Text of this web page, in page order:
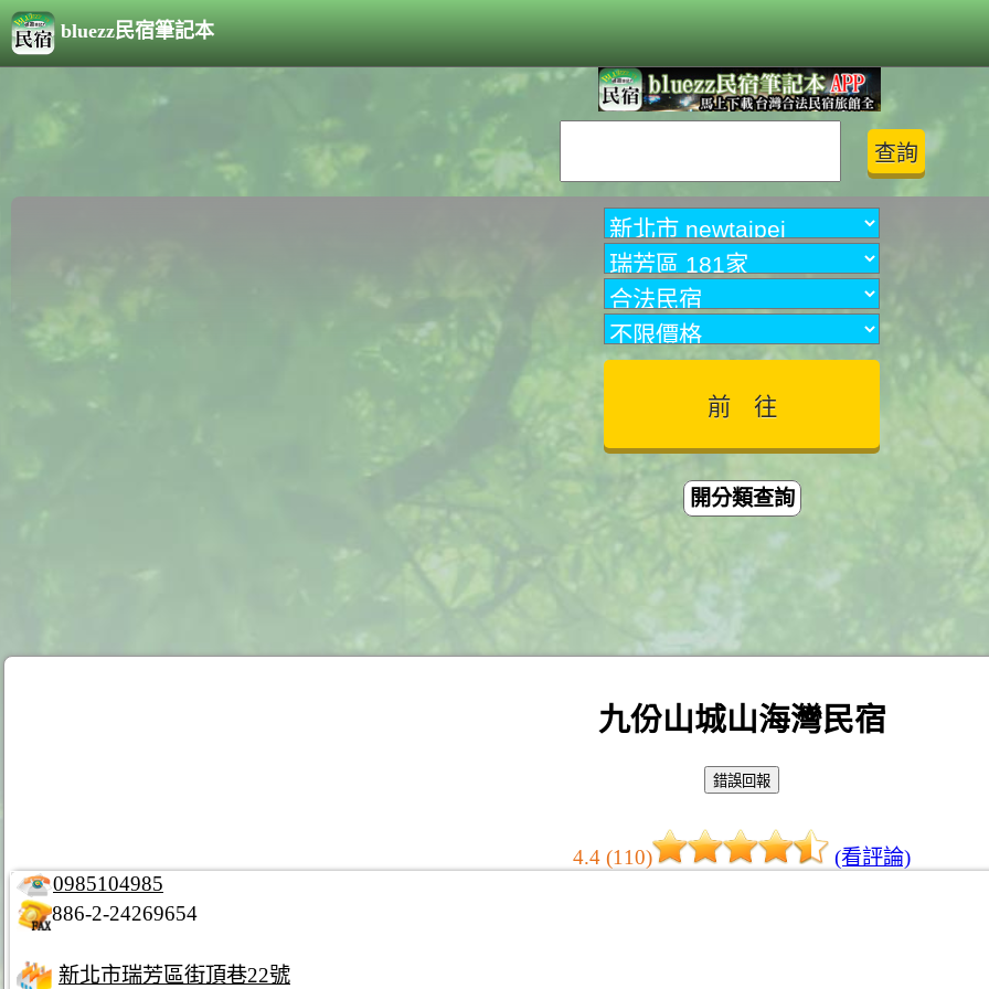
bluezz民宿筆記本
開分類查詢
九份山城山海灣民宿
4.4 (110)
(看評論)
0985104985
886-2-24269654
新北市瑞芳區街頂巷22號